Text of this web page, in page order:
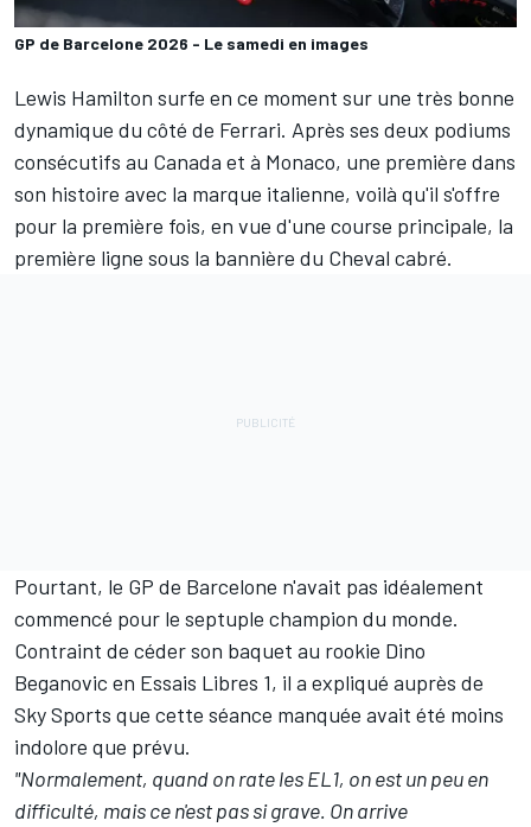
GP de Barcelone 2026 - Le samedi en images
Lewis Hamilton surfe en ce moment sur une très bonne
dynamique du côté de Ferrari. Après ses deux podiums
consécutifs au Canada et à Monaco, une première dans
son histoire avec la marque italienne, voilà qu'il s'offre
pour la première fois, en vue d'une course principale, la
première ligne sous la bannière du Cheval cabré.
Pourtant, le GP de Barcelone n'avait pas idéalement
commencé pour le septuple champion du monde.
Contraint de céder son baquet au rookie Dino
Beganovic en Essais Libres 1, il a expliqué auprès de
Sky Sports que cette séance manquée avait été moins
indolore que prévu.
"Normalement, quand on rate les EL1, on est un peu en
difficulté, mais ce n'est pas si grave. On arrive